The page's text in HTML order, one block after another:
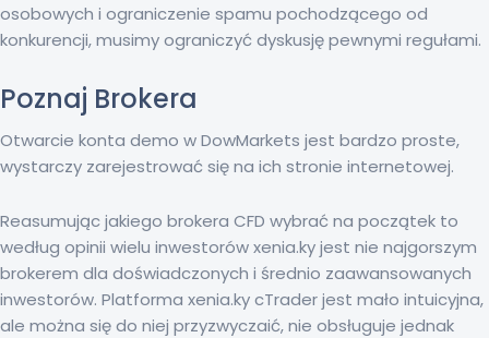
osobowych i ograniczenie spamu pochodzącego od
konkurencji, musimy ograniczyć dyskusję pewnymi regułami.
Poznaj Brokera
Otwarcie konta demo w DowMarkets jest bardzo proste,
wystarczy zarejestrować się na ich stronie internetowej.
Reasumując jakiego brokera CFD wybrać na początek to
według opinii wielu inwestorów xenia.ky jest nie najgorszym
brokerem dla doświadczonych i średnio zaawansowanych
inwestorów. Platforma xenia.ky cTrader jest mało intuicyjna,
ale można się do niej przyzwyczaić, nie obsługuje jednak